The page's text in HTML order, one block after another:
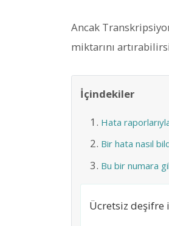
Ancak
miktarını
İçindekiler
Hata
Bir hata nasıl
Bu bir numara
Ücretsiz deşifre